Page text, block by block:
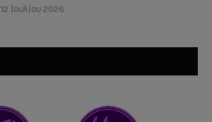
12 Ιουλίου 2026